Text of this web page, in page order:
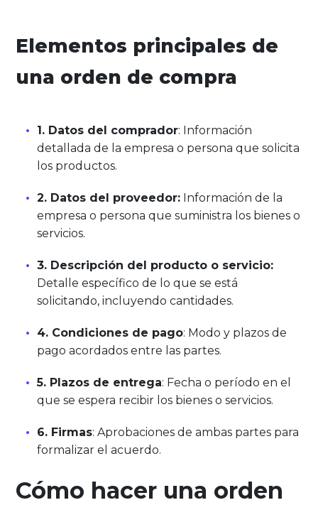
Elementos principales de
una orden de compra
1. Datos del comprador: Información
detallada de la empresa o persona que solicita
los productos.
2. Datos del proveedor: Información de la
empresa o persona que suministra los bienes o
servicios.
3. Descripción del producto o servicio:
Detalle específico de lo que se está
solicitando, incluyendo cantidades.
4. Condiciones de pago: Modo y plazos de
pago acordados entre las partes.
5. Plazos de entrega: Fecha o período en el
que se espera recibir los bienes o servicios.
6. Firmas: Aprobaciones de ambas partes para
formalizar el acuerdo.
Cómo hacer una orden